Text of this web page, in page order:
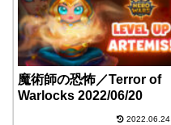
魔術師の恐怖／Terror of
Warlocks 2022/06/20
2022.06.24